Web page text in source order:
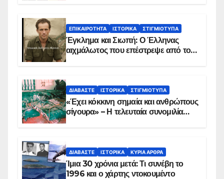
ΕΠΙΚΑΙΡΌΤΗΤΑ ΙΣΤΟΡΙΚΆ ΣΤΙΓΜΙΌΤΥΠΑ
Έγκλημα και Σιωπή: Ο Έλληνας
αιχμάλωτος που επέστρεψε από το
ΔΙΑΒΆΣΤΕ ΙΣΤΟΡΙΚΆ ΣΤΙΓΜΙΌΤΥΠΑ
«Έχει κόκκινη σημαία και ανθρώπους
σίγουρα» – Η τελευταία συνομιλία
ΔΙΑΒΆΣΤΕ ΙΣΤΟΡΙΚΆ ΚΥΡΙΑ ΑΡΘΡΑ
Ίμια 30 χρόνια μετά: Τι συνέβη το
1996 και ο χάρτης ντοκουμέντο